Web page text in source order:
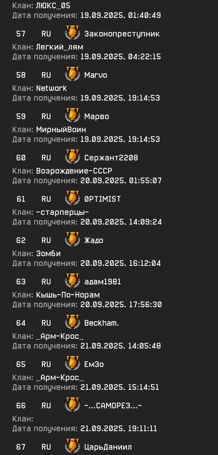
Клан: ЛЮКС_05
Дата получения: 19.09.2025, 01:40:49
57
RU
3аконопреступник
Клан: Легкий_лям
Дата получения: 19.09.2025, 04:22:15
58
RU
Marvo
Клан: Network
Дата получения: 19.09.2025, 19:14:53
59
RU
Марво
Клан: МирныйВоин
Дата получения: 19.09.2025, 19:14:53
60
RU
Сержант2208
Клан: Возрождение-СССР
Дата получения: 20.09.2025, 01:55:07
61
RU
0PTIMIST
Клан: -старперцы-
Дата получения: 20.09.2025, 14:09:24
62
RU
Жадо
Клан: Зомби
Дата получения: 20.09.2025, 16:12:04
63
RU
адам1981
Клан: Кышь-По-Норам
Дата получения: 20.09.2025, 17:56:30
64
RU
Beckham.
Клан:
_Арм-Крос_
Дата получения: 21.09.2025, 14:05:48
65
RU
ЕмЗо
Клан:
_Арм-Крос_
Дата получения: 21.09.2025, 15:14:51
66
RU
-...САМОРЕЗ...-
Клан:
Дата получения: 21.09.2025, 19:11:11
67
RU ЦарьДаниил